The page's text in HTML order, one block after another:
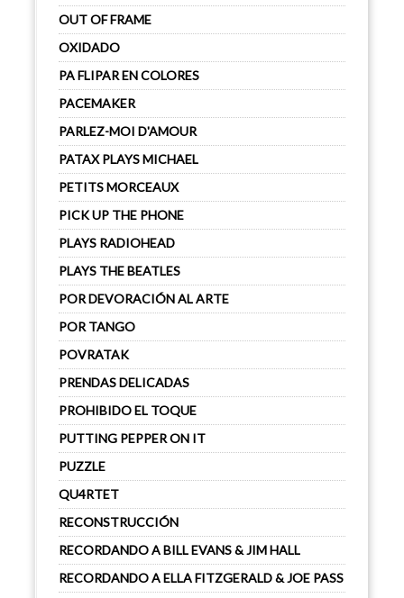
OUT OF FRAME
OXIDADO
PA FLIPAR EN COLORES
PACEMAKER
PARLEZ-MOI D'AMOUR
PATAX PLAYS MICHAEL
PETITS MORCEAUX
PICK UP THE PHONE
PLAYS RADIOHEAD
PLAYS THE BEATLES
POR DEVORACIÓN AL ARTE
POR TANGO
POVRATAK
PRENDAS DELICADAS
PROHIBIDO EL TOQUE
PUTTING PEPPER ON IT
PUZZLE
QU4RTET
RECONSTRUCCIÓN
RECORDANDO A BILL EVANS & JIM HALL
RECORDANDO A ELLA FITZGERALD & JOE PASS